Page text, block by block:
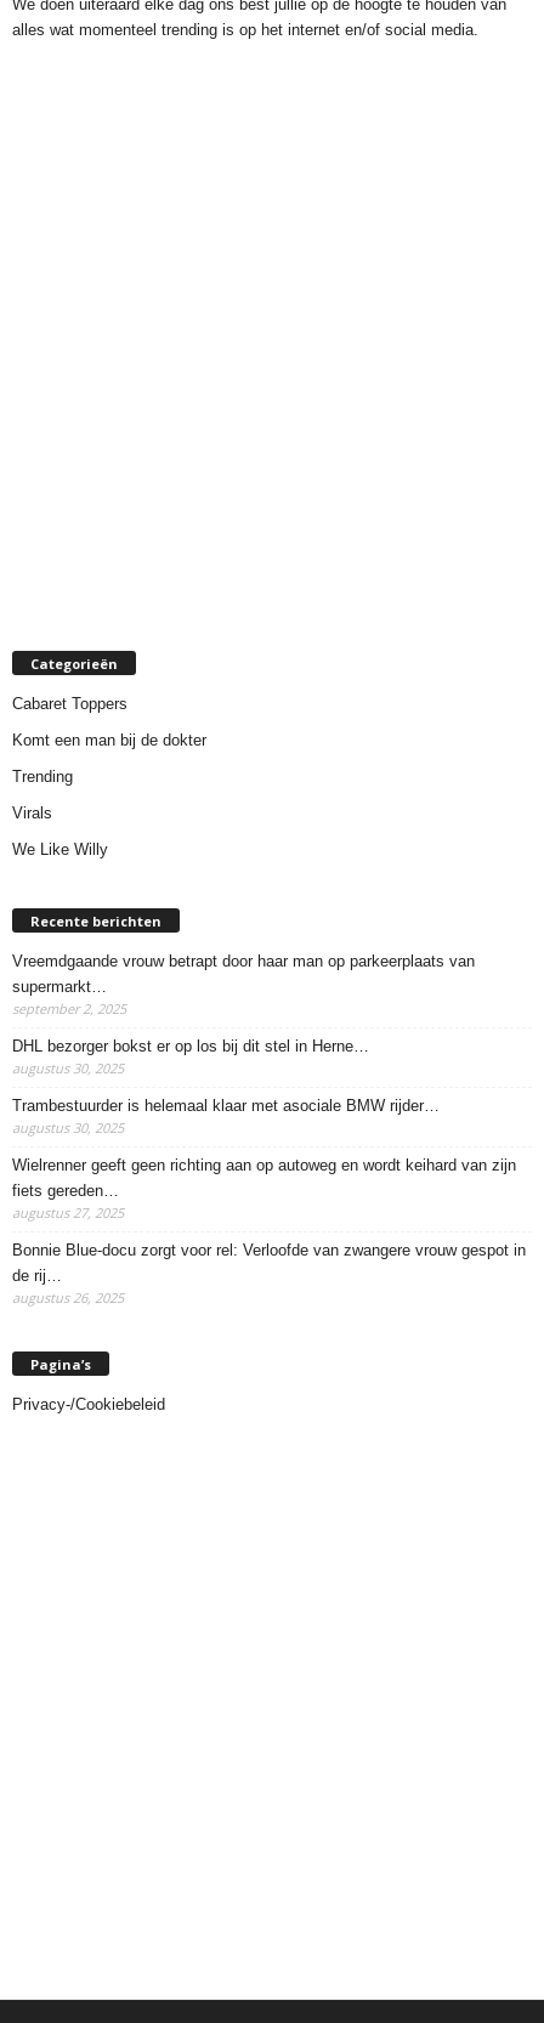
We doen uiteraard elke dag ons best jullie op de hoogte te houden van
alles wat momenteel trending is op het internet en/of social media.
Categorieën
Cabaret Toppers
Komt een man bij de dokter
Trending
Virals
We Like Willy
Recente berichten
Vreemdgaande vrouw betrapt door haar man op parkeerplaats van
supermarkt…
september 2, 2025
DHL bezorger bokst er op los bij dit stel in Herne…
augustus 30, 2025
Trambestuurder is helemaal klaar met asociale BMW rijder…
augustus 30, 2025
Wielrenner geeft geen richting aan op autoweg en wordt keihard van zijn
fiets gereden…
augustus 27, 2025
Bonnie Blue-docu zorgt voor rel: Verloofde van zwangere vrouw gespot in
de rij…
augustus 26, 2025
Pagina’s
Privacy-/Cookiebeleid